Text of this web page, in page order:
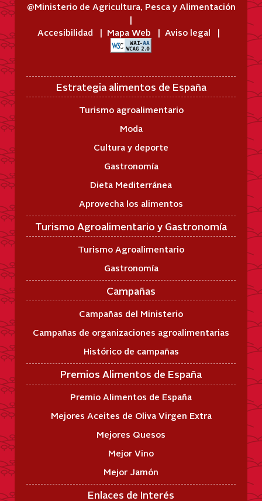
@Ministerio de Agricultura, Pesca y Alimentación
Accesibilidad Mapa Web Aviso legal
Estrategia alimentos de España
Turismo agroalimentario
Moda
Cultura y deporte
Gastronomía
Dieta Mediterránea
Aprovecha los alimentos
Turismo Agroalimentario y Gastronomía
Turismo Agroalimentario
Gastronomía
Campañas
Campañas del Ministerio
Campañas de organizaciones agroalimentarias
Histórico de campañas
Premios Alimentos de España
Premio Alimentos de España
Mejores Aceites de Oliva Virgen Extra
Mejores Quesos
Mejor Vino
Mejor Jamón
Enlaces de Interés